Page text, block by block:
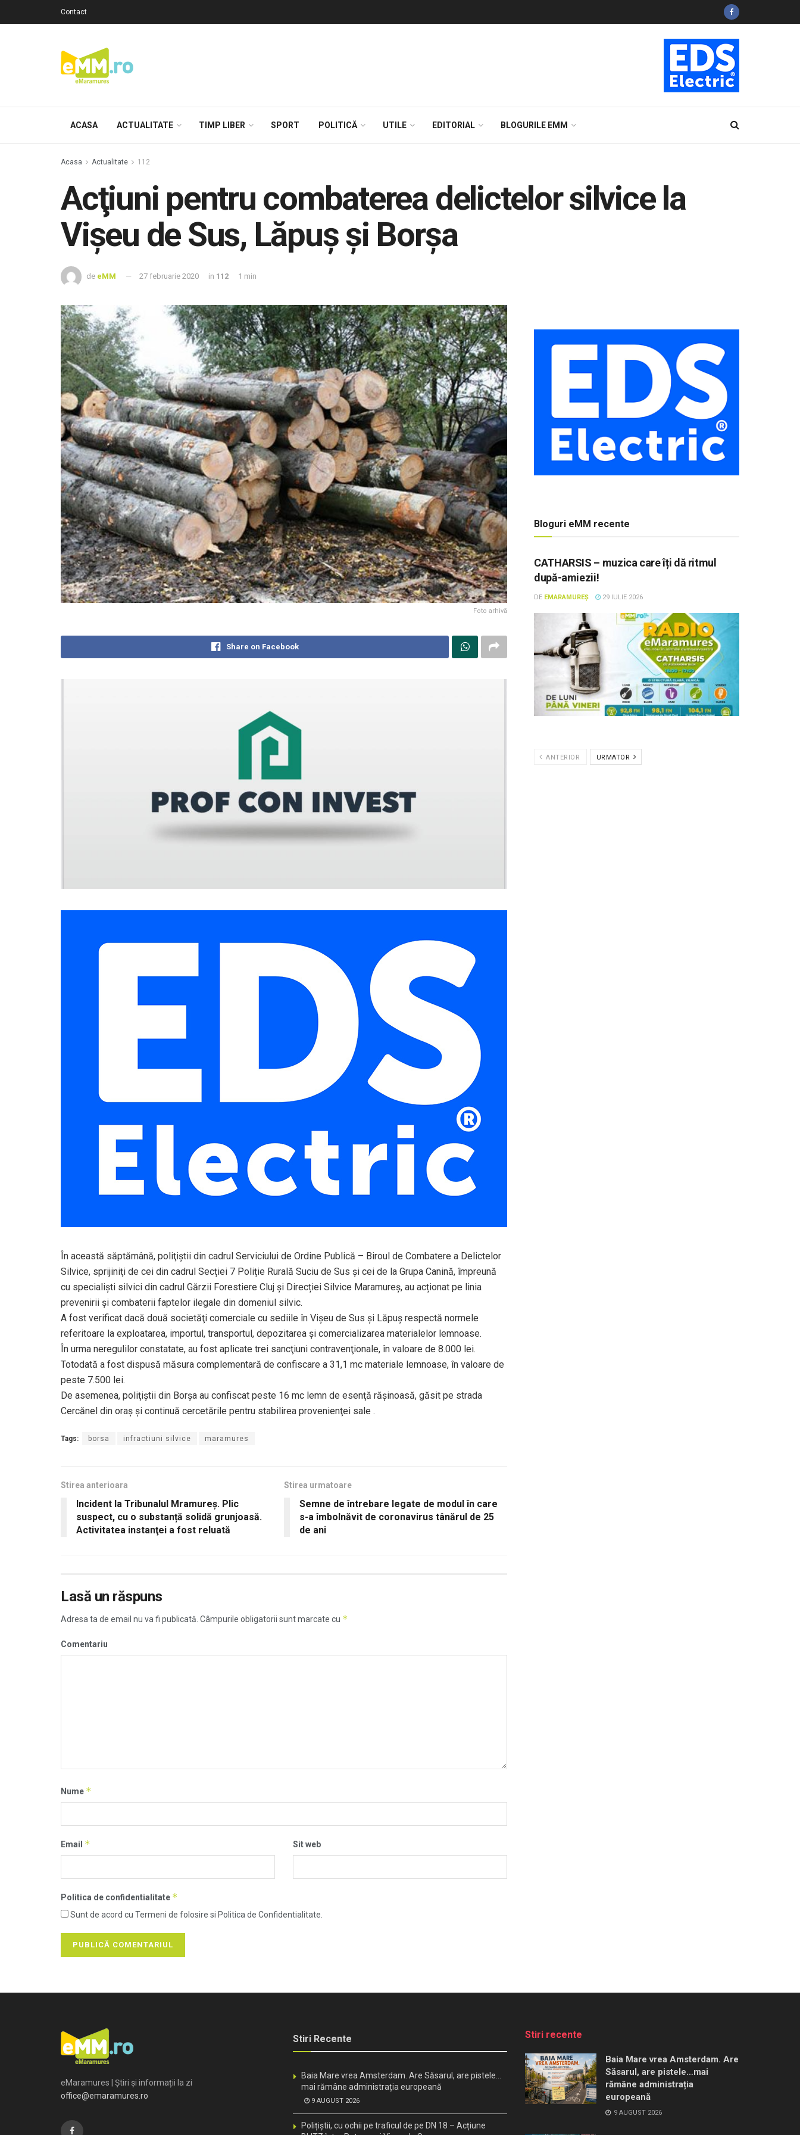
Contact
ACASA ACTUALITATE TIMP LIBER SPORT POLITICĂ UTILE EDITORIAL BLOGURILE EMM
Acasa Actualitate 112
Acţiuni pentru combaterea delictelor silvice la
Vişeu de Sus, Lăpuş şi Borşa
de eMM 27 februarie 2020 in 112 1 min
Foto arhivă
Share on Facebook
În această săptămână, poliţiştii din cadrul Serviciului de Ordine Publică – Biroul de Combatere a Delictelor
Silvice, sprijiniţi de cei din cadrul Secției 7 Poliție Rurală Suciu de Sus și cei de la Grupa Canină, împreună
cu specialişti silvici din cadrul Gărzii Forestiere Cluj și Direcției Silvice Maramureș, au acționat pe linia
prevenirii şi combaterii faptelor ilegale din domeniul silvic.
A fost verificat dacă două societăţi comerciale cu sediile în Vişeu de Sus şi Lăpuş respectă normele
referitoare la exploatarea, importul, transportul, depozitarea și comercializarea materialelor lemnoase.
În urma neregulilor constatate, au fost aplicate trei sancţiuni contravenţionale, în valoare de 8.000 lei.
Totodată a fost dispusă măsura complementară de confiscare a 31,1 mc materiale lemnoase, în valoare de
peste 7.500 lei.
De asemenea, poliţiştii din Borşa au confiscat peste 16 mc lemn de esenţă răşinoasă, găsit pe strada
Cercănel din oraş şi continuă cercetările pentru stabilirea provenienţei sale .
Tags: borsa infractiuni silvice maramures
Stirea anterioara
Incident la Tribunalul Mramureş. Plic
suspect, cu o substanță solidă grunjoasă.
Activitatea instanţei a fost reluată
Stirea urmatoare
Semne de întrebare legate de modul în care
s-a îmbolnăvit de coronavirus tânărul de 25
de ani
Lasă un răspuns
Adresa ta de email nu va fi publicată. Câmpurile obligatorii sunt marcate cu *
Comentariu
Nume *
Email * Sit web
Politica de confidentialitate *
Sunt de acord cu Termeni de folosire si Politica de Confidentialitate.
Bloguri eMM recente
CATHARSIS – muzica care îți dă ritmul
după-amiezii!
DE EMARAMUREȘ 29 IULIE 2026
ANTERIOR URMATOR
eMaramures | Știri și informații la zi
office@emaramures.ro
Stiri Recente
Baia Mare vrea Amsterdam. Are Săsarul, are pistele…
mai rămâne administrația europeană
9 AUGUST 2026
Polițiștii, cu ochii pe traficul de pe DN 18 – Acțiune
Stiri recente
Baia Mare vrea Amsterdam. Are
Săsarul, are pistele…mai
rămâne administrația
europeană
9 AUGUST 2026